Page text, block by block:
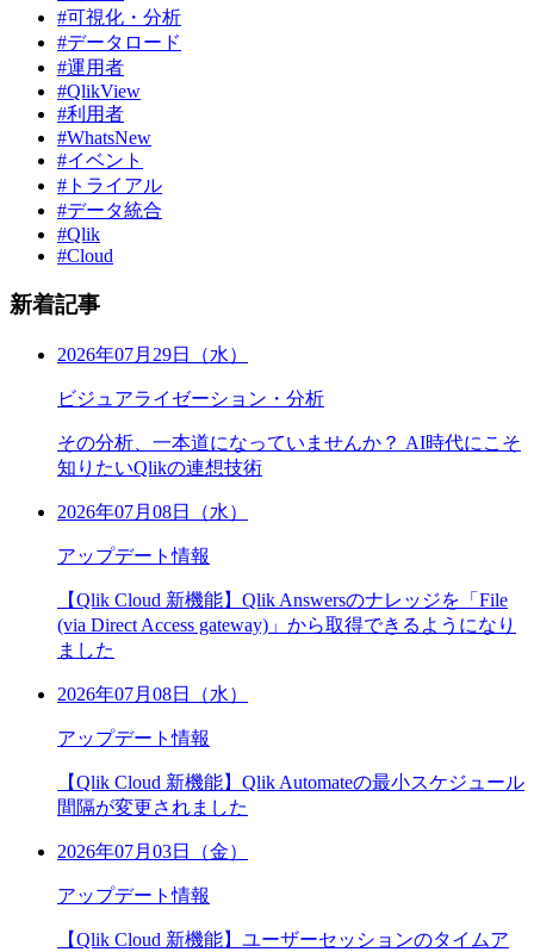
#可視化・分析
#データロード
#運用者
#QlikView
#利用者
#WhatsNew
#イベント
#トライアル
#データ統合
#Qlik
#Cloud
新着記事
2026年07月29日（水）
ビジュアライゼーション・分析
その分析、一本道になっていませんか？ AI時代にこそ
知りたいQlikの連想技術
2026年07月08日（水）
アップデート情報
【Qlik Cloud 新機能】Qlik Answersのナレッジを「File
(via Direct Access gateway)」から取得できるようになり
ました
2026年07月08日（水）
アップデート情報
【Qlik Cloud 新機能】Qlik Automateの最小スケジュール
間隔が変更されました
2026年07月03日（金）
アップデート情報
【Qlik Cloud 新機能】ユーザーセッションのタイムア